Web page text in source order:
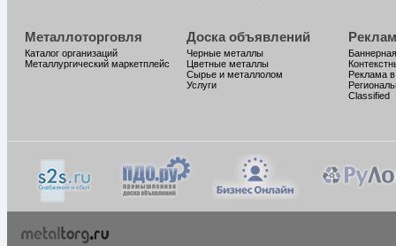
Металлоторговля
Каталог организаций
Металлургический маркетплейс
Доска объявлений
Черные металлы
Цветные металлы
Сырье и металлолом
Услуги
Реклама
Classified